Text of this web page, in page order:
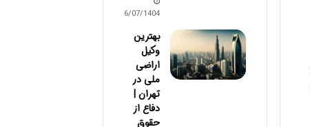
06/07/1404
بهترین
وکیل
اراضی
ملی در
تهران |
دفاع از
حقوق